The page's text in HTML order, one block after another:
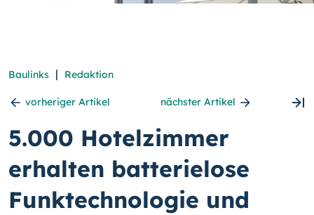
Baulinks | Redaktion
vorheriger Artikel nächster Artikel
5.000 Hotelzimmer
erhalten batterielose
Funktechnologie und